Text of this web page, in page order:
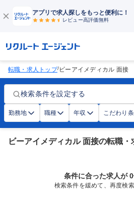
アプリで求人探しをもっと便利に！
レビュー高評価無料
転職・求人トップ/ビーアイメディカル 面接
検索条件を設定する
勤務地 職種 年収 こだわり
ビーアイメディカル 面接の転職
条件に合った求人が
検索条件を緩めて、再度検